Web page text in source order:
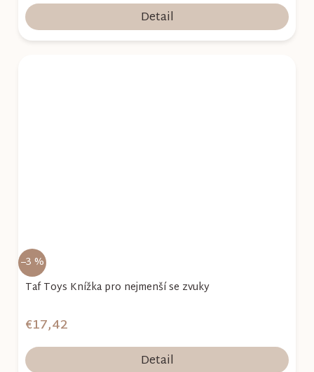
Detail
–3 %
Taf Toys Knížka pro nejmenší se zvuky
€17,42
Detail